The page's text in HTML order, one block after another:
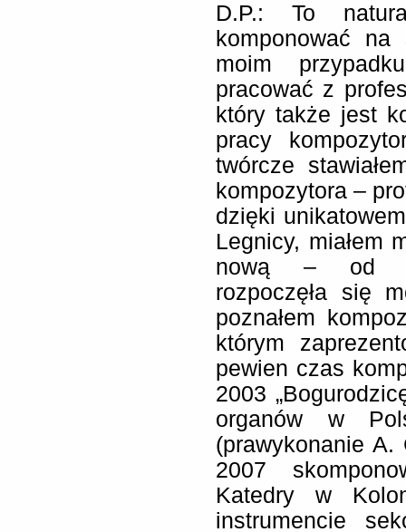
D.P.: To
komponować
moim
pracować z
który także jest
pracy
twórcze
kompozytora –
dzięki
Legnicy, miałem
nową – od
rozpoczęła się
poznałem
którym
pewien czas
2003
organów w
(prawykonanie
2007
Katedry w
instrumencie